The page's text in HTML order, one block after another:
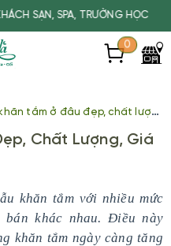
SPA, TRƯỜNG HỌC
0
tắm ở đâu đẹp, chất lượng, giá tốt?
Chất Lượng, Giá
khăn tắm với nhiều mức
khác nhau. Điều này
khăn tắm ngày càng tăng